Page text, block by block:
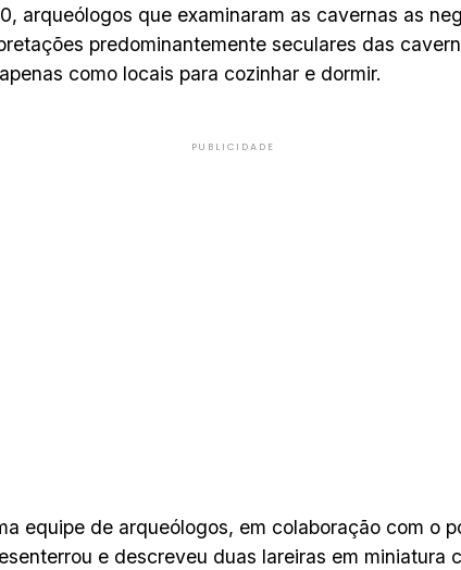
arqueólogos que examinaram as cavernas as
predominantemente seculares das
como locais para cozinhar e dormir.
PUBLICIDADE
equipe de arqueólogos, em colaboração com o
e descreveu duas lareiras em miniatura